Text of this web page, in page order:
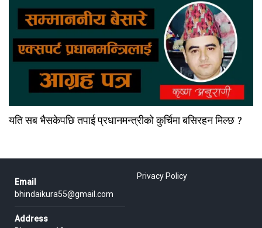
यति सब भैसकेपछि तपाई प्रधानमन्त्रीको कुर्चिमा बसिरहन मिल्छ ?
Email
bhindaikura55@gmail.com
Address
Privacy Policy